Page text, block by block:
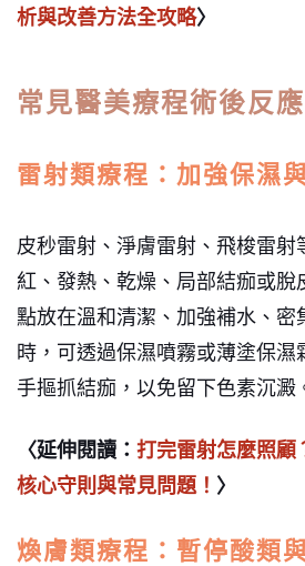
析與改善方法全攻略〉
常見醫美療程術後反
雷射類療程：加強保濕
皮秒雷射、淨膚雷射、飛梭雷射
紅、發熱、乾燥、局部結痂或脫
點放在溫和清潔、加強補水、
時，可透過保濕噴霧或薄塗保濕
手摳抓結痂，以免留下色素沉澱
〈延伸閱讀： 打完雷射怎麼照顧
核心守則與常見問題！ 〉
煥膚類療程：暫停酸類